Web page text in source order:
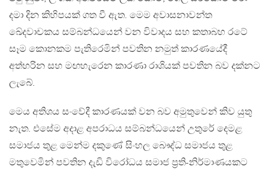
දමා දින කිහිපයක් ගත වී ඇත. මෙම අවාසනාවන්ත
ඛේදවාචකය සම්බන්ධයෙන් වන විවාදය සහ කතාබහ රටේ
සෑම කොනකම පැතිරෙමින් පවතින නමුත් කාරණයේදී
අත්හරින සහ මඟහැරෙන කාරණා රාශියක් පවතින බව දක්නට
ලැබේ.
මෙය අතිශය සංවේදී කාරණයක් වන බව අමුතුවෙන් කිව යුතු
නැත. එසේම අදාළ අපරාධය සම්බන්ධයෙන් උතුරේ දෙමළ
සමාජය තුළ මෙන්ම දකුණේ සිංහල බෞද්ධ සමාජය තුළ
මතුවෙමින් පවතින දැඩි විරෝධය සමාජ ප්‍රති-නිර්මාණයකට